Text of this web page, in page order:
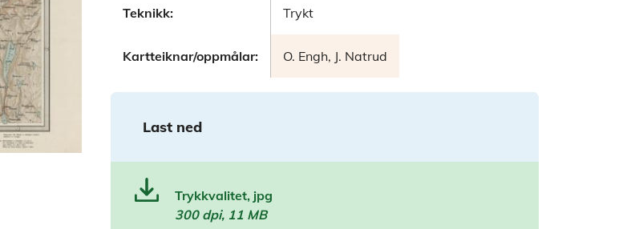
Teknikk: Trykt
Kartteiknar/oppmålar: O. Engh, J. Natrud
Last ned
Trykkvalitet, jpg
300 dpi, 11 MB